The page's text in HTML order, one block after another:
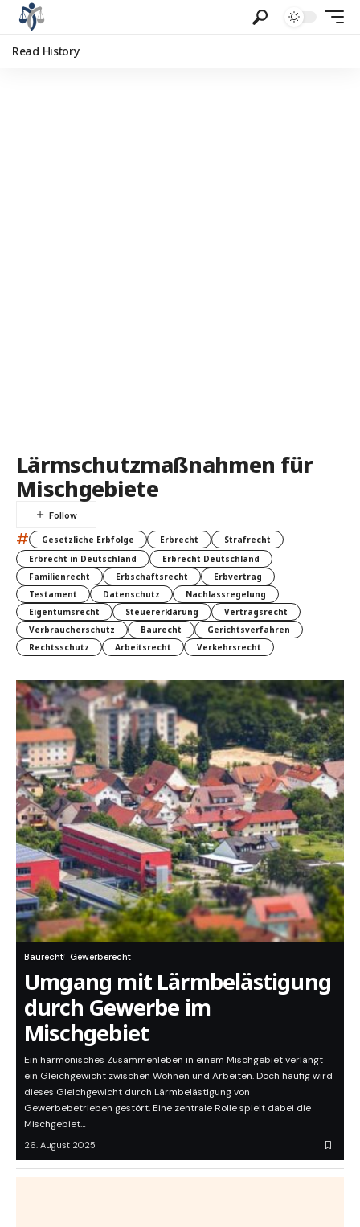
Read History
Lärmschutzmaßnahmen für
Mischgebiete
# Gesetzliche Erbfolge Erbrecht
Strafrecht
Erbrecht in Deutschland
Erbrecht Deutschland
Familienrecht
Erbschaftsrecht
Erbvertrag
Testament
Datenschutz
Nachlassregelung
Eigentumsrecht
Steuererklärung
Vertragsrecht
Verbraucherschutz
Baurecht
Gerichtsverfahren
Rechtsschutz
Arbeitsrecht Verkehrsrecht
Baurecht Gewerberecht
Umgang mit Lärmbelästigung
durch Gewerbe im
Mischgebiet
Ein harmonisches Zusammenleben in einem Mischgebiet verlangt
ein Gleichgewicht zwischen Wohnen und Arbeiten. Doch häufig wird
dieses Gleichgewicht durch Lärmbelästigung von
Gewerbebetrieben gestört. Eine zentrale Rolle spielt dabei die
Mischgebiet…
26. August 2025